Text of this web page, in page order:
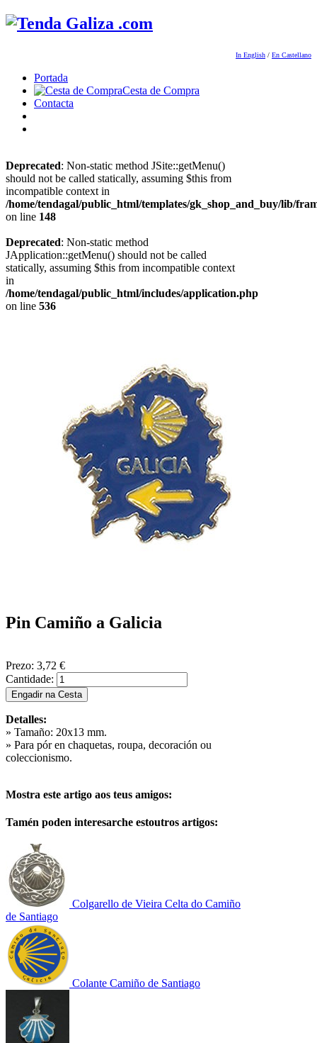
In English / En Castellano
Portada
Cesta de Compra
Contacta
Deprecated: Non-static method JSite::getMenu()
should not be called statically, assuming $this from
incompatible context in
/home/tendagal/public_html/templates/gk_shop_and_buy/lib/
on line 148
Deprecated: Non-static method
JApplication::getMenu() should not be called
statically, assuming $this from incompatible context
in
/home/tendagal/public_html/includes/application.php
on line 536
Pin Camiño a Galicia
Prezo: 3,72 €
Cantidade:
Detalles:
» Tamaño: 20x13 mm.
» Para pór en chaquetas, roupa, decoración ou
coleccionismo.
Mostra este artigo aos teus amigos:
Tamén poden interesarche estoutros artigos:
Colgarello de Vieira Celta do Camiño
de Santiago
Colante Camiño de Santiago